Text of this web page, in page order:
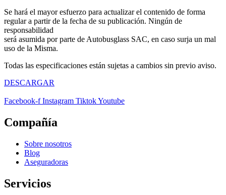
Se hará el mayor esfuerzo para actualizar el contenido de forma
regular a partir de la fecha de su publicación. Ningún de
responsabilidad
será asumida por parte de Autobusglass SAC, en caso surja un mal
uso de la Misma.
Todas las especificaciones están sujetas a cambios sin previo aviso.
DESCARGAR
Facebook-f Instagram TiktokYoutube
Compañía
Sobre nosotros
Blog
Aseguradoras
Servicios